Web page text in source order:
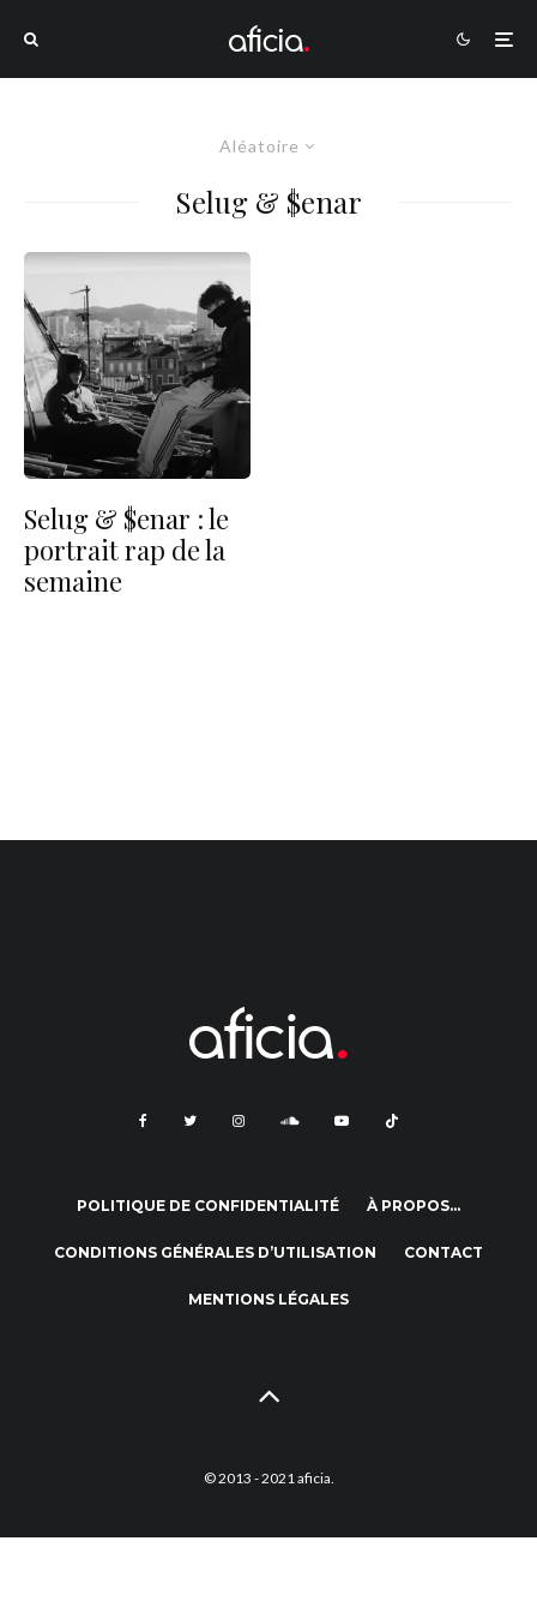
Aléatoire
Selug & $enar
Selug & $enar : le
portrait rap de la
semaine
POLITIQUE DE CONFIDENTIALITÉ À PROPOS…
CONDITIONS GÉNÉRALES D’UTILISATION CONTACT
MENTIONS LÉGALES
© 2013 - 2021 aficia.